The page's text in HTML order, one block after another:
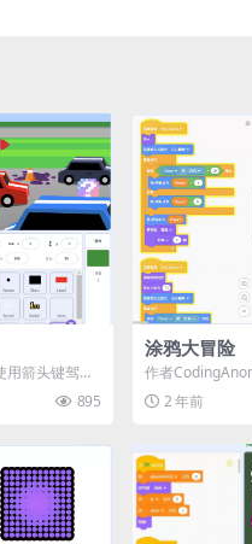
用箭头键驾
视图 你能
895
涂鸦大冒险
作者
迎来到《涂鸦大
2 年前